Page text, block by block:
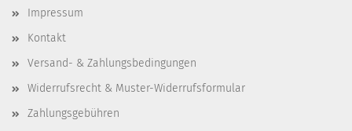
Impressum
Kontakt
Versand- & Zahlungsbedingungen
Widerrufsrecht & Muster-Widerrufsformular
Zahlungsgebühren